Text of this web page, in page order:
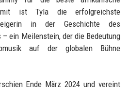
ist Tyla die erfolgreichste
in der Geschichte des
ein Meilenstein, der die Bedeutung
auf der globalen Bühne
Ende März 2024 und vereint